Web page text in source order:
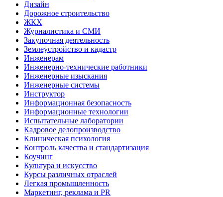
Дизайн
Дорожное строительство
ЖКХ
Журналистика и СМИ
Закупочная деятельность
Землеустройство и кадастр
Инженерам
Инженерно-технические работники
Инженерные изыскания
Инженерные системы
Инструктор
Информационная безопасность
Информационные технологии
Испытательные лаборатории
Кадровое делопроизводство
Клиническая психология
Контроль качества и стандартизация
Коучинг
Культура и искусство
Курсы различных отраслей
Легкая промышленность
Маркетинг, реклама и PR